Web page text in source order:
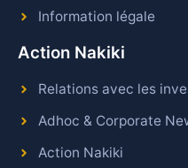
Information légale
Action Nakiki
Relations avec les
Adhoc & Corporate
Action Nakiki